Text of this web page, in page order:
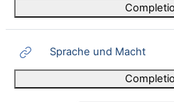
Sprache und MachtURL